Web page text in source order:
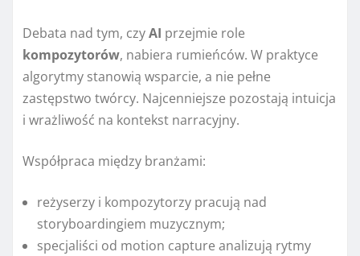
Debata nad tym, czyAI przejmie role
kompozytorów, nabiera rumieńców. W praktyce
algorytmy stanowią wsparcie, a nie pełne
zastępstwo twórcy. Najcenniejsze pozostają intuicja
i wrażliwość na kontekst narracyjny.
Współpraca między branżami:
reżyserzy i kompozytorzy pracują nad
storyboardingiem muzycznym;
specjaliści od motion capture analizują rytmy